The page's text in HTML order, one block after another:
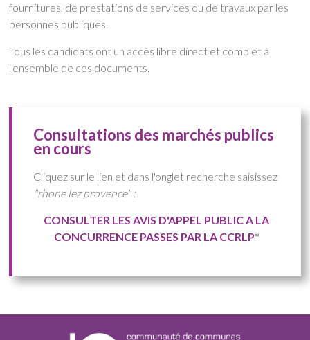
fournitures, de prestations de services ou de travaux par les
personnes publiques.
Tous les candidats ont un accès libre direct et complet à
l'ensemble de ces documents.
Consultations des marchés publics
en cours
Cliquez sur le lien et dans l'onglet recherche saisissez
"rhone lez provence" :
CONSULTER LES AVIS D'APPEL PUBLIC A LA
CONCURRENCE PASSES PAR LA CCRLP*